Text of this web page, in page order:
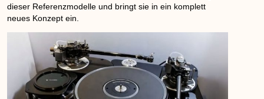
dieser Referenzmodelle und bringt sie in ein komplett
neues Konzept ein.